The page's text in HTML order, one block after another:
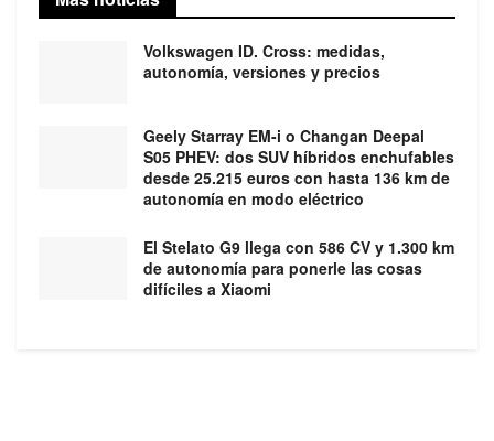
Volkswagen ID. Cross: medidas,
autonomía, versiones y precios
Geely Starray EM-i o Changan Deepal
S05 PHEV: dos SUV híbridos enchufables
desde 25.215 euros con hasta 136 km de
autonomía en modo eléctrico
El Stelato G9 llega con 586 CV y 1.300 km
de autonomía para ponerle las cosas
difíciles a Xiaomi